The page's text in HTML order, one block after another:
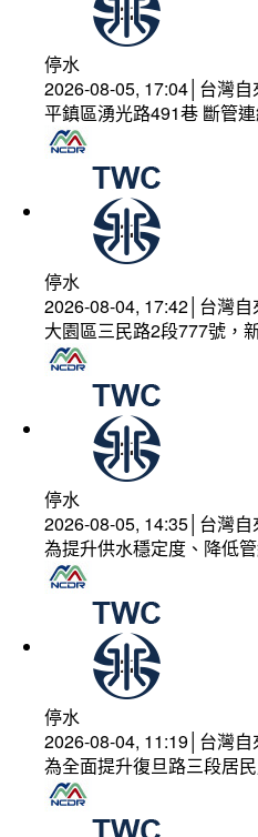
停水
2026-08-05, 17:04│台灣自
平鎮區湧光路491巷 斷管
停水
2026-08-04, 17:42│台灣自
大園區三民路2段777號，
停水
2026-08-05, 14:35│台灣自
為提升供水穩定度、降低
停水
2026-08-04, 11:19│台灣自
為全面提升復旦路三段居